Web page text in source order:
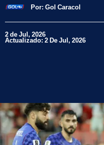
Por: Gol Caracol
2 de Jul, 2026
Actualizado: 2 De Jul, 2026